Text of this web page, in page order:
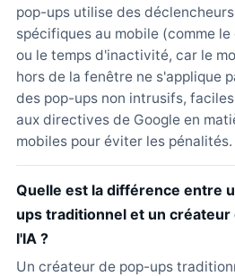
pop-ups utilise des
spécifiques au mobile (comme
ou le temps d'inactivité, car le
hors de la fenêtre ne s'applique
des pop-ups non intrusifs,
aux directives de Google en
mobiles pour éviter les pénalités.
Quelle est la différence entre
ups traditionnel et un
l'IA ?
Un créateur de pop-ups